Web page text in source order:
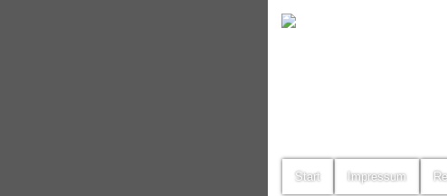
Start Impressum